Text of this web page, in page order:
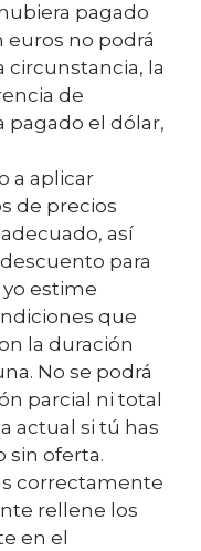
pagado
no podrá
circunstancia, la
de
pagado el dólar,
a aplicar
de precios
así
para
estime
que
la duración
No se podrá
parcial ni total
actual si tú has
sin oferta.
correctamente
rellene los
en el